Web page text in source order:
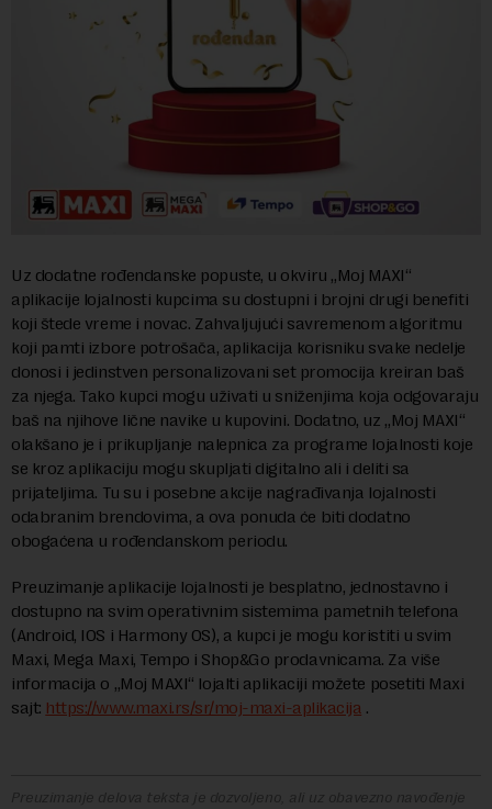
Uz dodatne rođendanske popuste, u okviru „Moj MAXI“
aplikacije lojalnosti kupcima su dostupni i brojni drugi benefiti
koji štede vreme i novac. Zahvaljujući savremenom algoritmu
koji pamti izbore potrošača, aplikacija korisniku svake nedelje
donosi i jedinstven personalizovani set promocija kreiran baš
za njega. Tako kupci mogu uživati u sniženjima koja odgovaraju
baš na njihove lične navike u kupovini. Dodatno, uz „Moj MAXI“
olakšano je i prikupljanje nalepnica za programe lojalnosti koje
se kroz aplikaciju mogu skupljati digitalno ali i deliti sa
prijateljima. Tu su i posebne akcije nagrađivanja lojalnosti
odabranim brendovima, a ova ponuda će biti dodatno
obogaćena u rođendanskom periodu.
Preuzimanje aplikacije lojalnosti je besplatno, jednostavno i
dostupno na svim operativnim sistemima pametnih telefona
(Android, IOS i Harmony OS), a kupci je mogu koristiti u svim
Maxi, Mega Maxi, Tempo i Shop&Go prodavnicama. Za više
informacija o „Moj MAXI“ lojalti aplikaciji možete posetiti Maxi
sajt: https://www.maxi.rs/sr/moj-maxi-aplikacija .
Preuzimanje delova teksta je dozvoljeno, ali uz obavezno navođenje